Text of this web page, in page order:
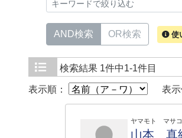
AND検索 OR検索 使
検索結果 1件中1-1件目
表示順： 表示
ヤマモト マサコ
山本 真